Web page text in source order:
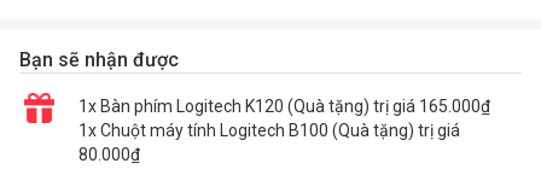
Bạn sẽ nhận được
1x Bàn phím Logitech K120 (Quà tặng) trị giá 165.000₫
1x Chuột máy tính Logitech B100 (Quà tặng) trị giá
80.000₫